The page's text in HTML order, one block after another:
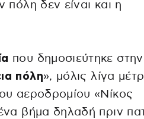
πόλη δεν είναι και η
που δημοσιεύτηκε στην
πόλη», μόλις λίγα
αεροδρομίου «Νίκος
βήμα δηλαδή πριν